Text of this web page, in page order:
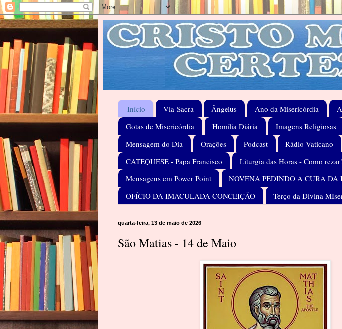
Início Via-Sacra Ângelus Ano da Misericórdia
Gotas de Misericórdia
Homilia Diária Imagens Religiosas
Mensagem do Dia
Orações Podcast Rádio Vaticano
CATEQUESE - Papa Francisco
Liturgia das Horas - Como
Mensagens em Power Point
NOVENA PEDINDO A CURA DA
OFÍCIO DA IMACULADA CONCEIÇÃO
Terço da Divina
quarta-feira, 13 de maio de 2026
São Matias - 14 de Maio